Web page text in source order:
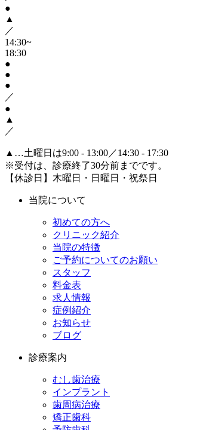
●
▲
／
14:30~
18:30
●
●
●
／
●
▲
／
▲ …土曜日は9:00 - 13:00／14:30 - 17:30
※受付は、診療終了30分前までです。
【休診日】木曜日・日曜日・祝祭日
当院について
初めての方へ
クリニック紹介
当院の特徴
ご予約についてのお願い
スタッフ
料金表
求人情報
症例紹介
お知らせ
ブログ
診療案内
むし歯治療
インプラント
歯周病治療
矯正歯科